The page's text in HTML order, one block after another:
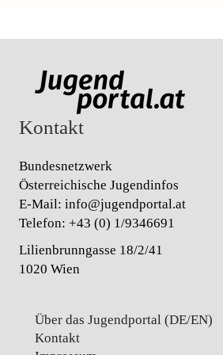
Kontakt
Bundesnetzwerk
Österreichische Jugendinfos
E-Mail: info@jugendportal.at
Telefon: +43 (0) 1/9346691
Lilienbrunngasse 18/2/41
1020 Wien
Über das Jugendportal (DE/EN)
Kontakt